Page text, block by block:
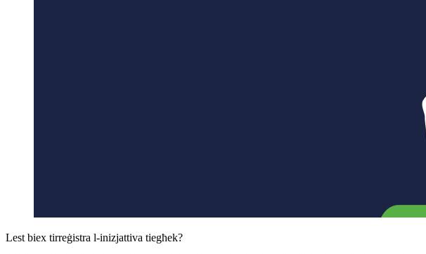
Lest biex tirreġistra l-inizjattiva tiegħek?